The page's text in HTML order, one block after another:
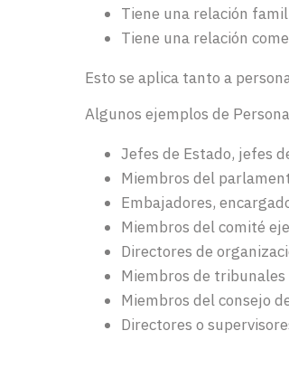
Tiene una relación
Tiene una relación
Esto se aplica tanto a
Algunos ejemplos de
Jefes de Estado, jefes
Miembros del
Embajadores,
Miembros del comité
Directores de
Miembros de
Miembros del consejo
Directores o